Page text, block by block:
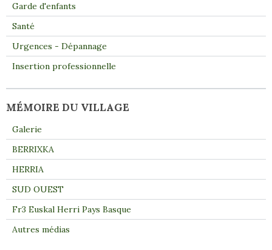
Garde d'enfants
Santé
Urgences - Dépannage
Insertion professionnelle
MÉMOIRE DU VILLAGE
Galerie
BERRIXKA
HERRIA
SUD OUEST
Fr3 Euskal Herri Pays Basque
Autres médias